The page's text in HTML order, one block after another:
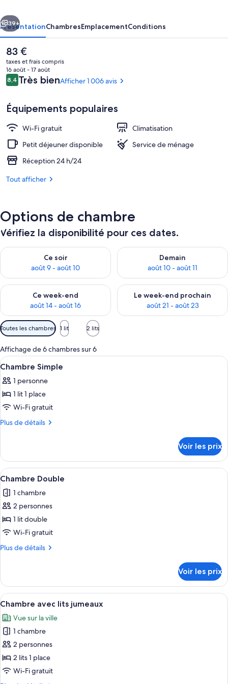
Extérieur
Suivant
39+
PrésentationChambresEmplacementConditions
Le
prix
actuel
est
de
83 €
taxes et frais compris
16 août - 17 août
Avis
voyageurs
8,48,4 sur 10
Très bienAfficher 1 006 avis
Équipements populaires
Wi-Fi gratuit
Climatisation
Petit déjeuner disponible
Service de ménage
Réception 24 h/24
Tout afficher
Options de chambre
Vérifiez la disponibilité pour ces dates.
Ce soir
août 9 - août 10
Vérifier la disponibilité pour ce soir août 9 - août 10
Demain
août 10 - août 11
Vérifier la disponibilité pour
Ce week-end
août 14 - août 16
Vérifier la disponibilité pour ce week-end août 14 - août 16
Le week-end prochain
août 21 - août 23
Vérifier la disponibilité pour
Filtres
disponibles
pour
les
chambres
Toutes les chambres 1 lit 2 lits
Affichage de 6 chambres sur 6
Afficher
toutes
les
photos
pour
ce
chambre :
Chambre
Simple
Une chambre d’hôtel avec un mur
6
Chambre Simple
1 personne
1 lit 1 place
Wi-Fi gratuit
Plus de détails
Plus
le
type
de
Chambre
Simple
Voir les prix
Afficher
toutes
les
photos
pour
ce
type
Chambre
Double
Une chambre à coucher avec un lit,
10
Chambre Double
1 chambre
2 personnes
1 lit double
Wi-Fi gratuit
Plus de détails
Plus
le
type
de
Chambre
Double
Voir les prix
Afficher
toutes
les
photos
pour
ce
type
Une chambre avec deux lits, des
4
Chambre avec lits jumeaux
Vue sur la ville
1 chambre
2 personnes
2 lits 1 place
Wi-Fi gratuit